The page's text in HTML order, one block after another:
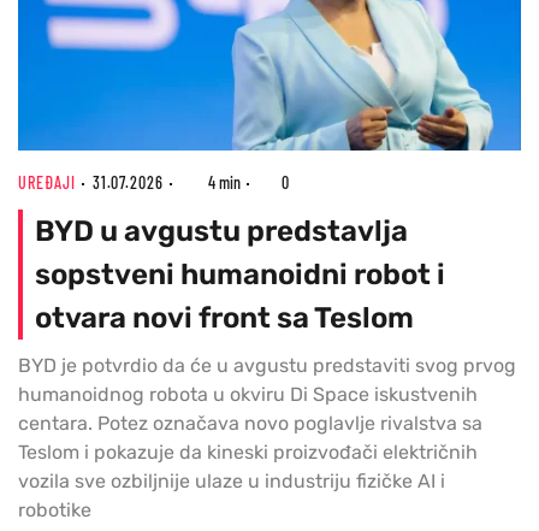
UREĐAJI 31.07.2026 4 min 0
BYD u avgustu predstavlja
sopstveni humanoidni robot i
otvara novi front sa Teslom
BYD je potvrdio da će u avgustu predstaviti svog prvog
humanoidnog robota u okviru Di Space iskustvenih
centara. Potez označava novo poglavlje rivalstva sa
Teslom i pokazuje da kineski proizvođači električnih
vozila sve ozbiljnije ulaze u industriju fizičke AI i
robotike